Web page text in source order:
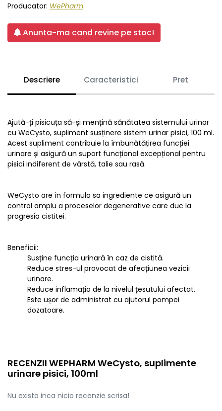
Producator: WePharm
Anunta-ma cand revine pe stoc!
Descriere Caracteristici Pret
Ajută-ți pisicuța să-și mențină sănătatea sistemului urinar
cu WeCysto, supliment susținere sistem urinar pisici, 100 ml.
Acest supliment contribuie la îmbunătățirea funcției
urinare și asigură un suport funcțional excepțional pentru
pisici indiferent de vârstă, talie sau rasă.
WeCysto are în formula sa ingrediente ce asigură un
control amplu a proceselor degenerative care duc la
progresia cistitei.
Beneficii:
Susține funcția urinară în caz de cistită.
Reduce stres-ul provocat de afecțiunea vezicii
urinare.
Reduce inflamația de la nivelul țesutului afectat.
Este ușor de administrat cu ajutorul pompei
dozatoare.
RECENZII WEPHARM WeCysto, suplimente
urinare pisici, 100ml
Nu exista inca nicio recenzie scrisa!